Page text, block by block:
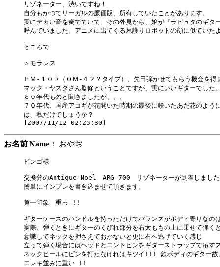
リゾネーター、渋いですね！
自分もかつてリーガルの廉価版、所有していたことがあります。
実にデカい音を奏でていて、その外見から、娘が『ラピュタのギタ
呼んでいました。アニメに出てくる墓護りロボットの顔に似ていた
ところで、
＞モラレス
ＢＭ-１００（ＯＭ-４２？タイプ）、先日弾かせてもらう機会を得
マック・ヤスダさん監修ということですが、実にいいギターでした
８０年代ものと聞きましたが、、、
７０年代、国産アコギが花開いた時期の最後に咲いたあだ花のよう
は、私だけでしょうか？
お名前 Name： おやぢ
ビンゴ様
交換分のAntique Noel　ARG-700　リゾネーターが到着しました
簡単にインプレを書き込ませて頂きます。
第一印象　重っ !!
ギターケースのハンドルを持っただけでバランスがボディ寄りなの
実際、弾くときにギターのくびれ部分を右太ももの上に乗せて弾く
意識してネックを押さえておかないと更に右へ逃げていく感じ
立って弾く場合にはヘッドとエンドピンをギターストラップで吊
ネックヒールにピンを打たなけれはキツイ!!! 鉄ボディのギター
エレキ並みに重い !!